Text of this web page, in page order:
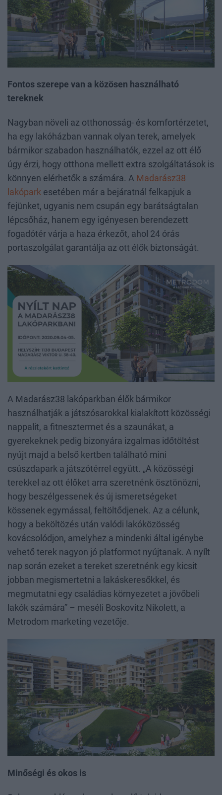
Fontos szerepe van a közösen használható
tereknek
Nagyban növeli az otthonosság- és komfortérzetet,
ha egy lakóházban vannak olyan terek, amelyek
bármikor szabadon használhatók, ezzel az ott élő
úgy érzi, hogy otthona mellett extra szolgáltatások is
könnyen elérhetők a számára. A Madarász38
lakópark esetében már a bejáratnál felkapjuk a
fejünket, ugyanis nem csupán egy barátságtalan
lépcsőház, hanem egy igényesen berendezett
fogadótér várja a haza érkezőt, ahol 24 órás
portaszolgálat garantálja az ott élők biztonságát.
A Madarász38 lakóparkban élők bármikor
használhatják a játszósarokkal kialakított közösségi
nappalit, a fitnesztermet és a szaunákat, a
gyerekeknek pedig bizonyára izgalmas időtöltést
nyújt majd a belső kertben található mini
csúszdapark a játszótérrel együtt. „A közösségi
terekkel az ott élőket arra szeretnénk ösztönözni,
hogy beszélgessenek és új ismeretségeket
kössenek egymással, feltöltődjenek. Az a célunk,
hogy a beköltözés után valódi lakóközösség
kovácsolódjon, amelyhez a mindenki által igénybe
vehető terek nagyon jó platformot nyújtanak. A nyílt
nap során ezeket a tereket szeretnénk egy kicsit
jobban megismertetni a lakáskeresőkkel, és
megmutatni egy családias környezetet a jövőbeli
lakók számára” – meséli Boskovitz Nikolett, a
Metrodom marketing vezetője.
Minőségi és okos is